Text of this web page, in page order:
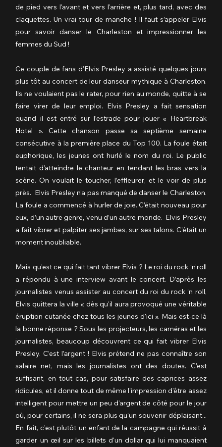
de pied vers l'avant et vers l'arrière et, plus tard, avec des
claquettes. Un vrai tour de manche ! Il faut s’appeler Elvis
pour savoir danser le Charleston et impressionner les
femmes du Sud !
Ce couple de fans d’Elvis Presley a assisté quelques jours
plus tôt au concert de leur danseur mythique à Charleston.
Ils ne voulaient pas le rater, pour rien au monde, quitte à se
faire virer de leur emploi. Elvis Presley a fait sensation
quand il est entré sur l’estrade pour jouer « Heartbreak
Hotel ». Cette chanson passe sa septième semaine
consécutive à la première place du Top 100. La foule était
euphorique, les jeunes ont hurlé le nom du roi. Le public
tentait d’atteindre le chanteur en tendant les bras vers la
scène. On voulait le toucher, l’effleurer, et le voir de plus
près.  Elvis Presley n’a pas manqué de danser le Charleston.
La foule a commencé à hurler de joie. C’était nouveau pour
eux, d’un autre genre, venu d’un autre monde.  Elvis Presley
a fait vibrer et palpiter ses jambes, sur ses talons. C’était un
moment inoubliable.
Mais qu’est ce qui fait tant vibrer Elvis ? Le roi du rock ‘n’roll
a répondu à une interview avant le concert. D’après les
journalistes venus assister au concert du roi du rock ‘n roll,
Elvis quittera la ville « dès qu'il aura provoqué une véritable
éruption cutanée chez tous les jeunes d'ici ». Mais est-ce là
la bonne réponse ? Sous les projecteurs, les caméras et les
journalistes, beaucoup découvrent ce qui fait vibrer Elvis
Presley. C’est l’argent ! Elvis prétend ne pas connaître son
salaire net, mais les journalistes ont des doutes. C'est
suffisant, en tout cas, pour satisfaire des caprices assez
ridicules, et il donne tout de même l'impression d'être assez
intelligent pour mettre un peu d'argent de côté pour le jour
où, pour certains, il ne sera plus qu'un souvenir déplaisant...
En fait, c'est plutôt un enfant de la campagne qui réussit à
garder un œil sur les billets d'un dollar qui lui manquaient